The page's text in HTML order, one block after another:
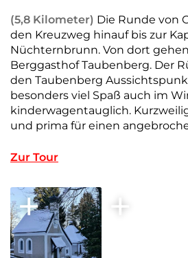
(5,8 Kilometer) Die Runde von
den Kreuzweg hinauf bis zur
Nüchternbrunn. Von dort
Berggasthof Taubenberg. Der
den Taubenberg
besonders viel Spaß auch im
kinderwagentauglich.
und prima für einen
Zur Tour